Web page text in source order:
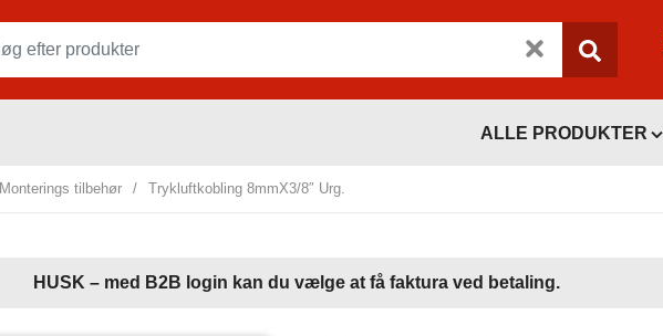
ALLE PRODUKTER
Monterings tilbehør / Trykluftkobling 8mmX3/8″ Urg.
HUSK – med B2B login kan du vælge at få faktura ved betaling.